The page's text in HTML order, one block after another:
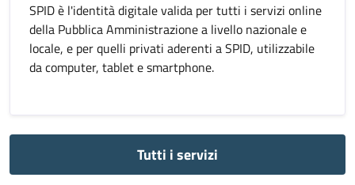
SPID è l'identità digitale valida per tutti i servizi online
della Pubblica Amministrazione a livello nazionale e
locale, e per quelli privati aderenti a SPID, utilizzabile
da computer, tablet e smartphone.
Tutti i servizi